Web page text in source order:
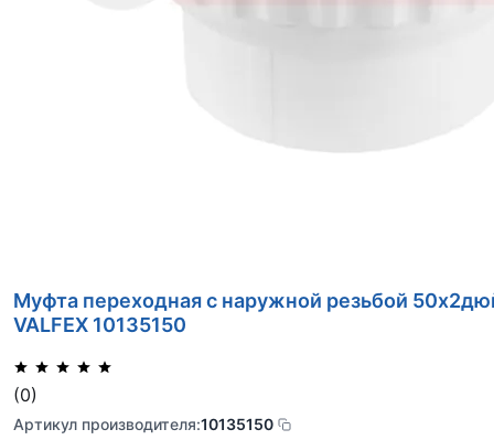
Муфта переходная с наружной резьбой
VALFEX 10135150
(0)
Артикул производителя:10135150